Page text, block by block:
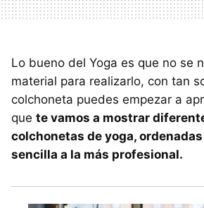
Lo bueno del Yoga es que no se
material para realizarlo, con tan
colchoneta puedes empezar a
que te vamos a mostrar
colchonetas de yoga,
sencilla a la más profesional.